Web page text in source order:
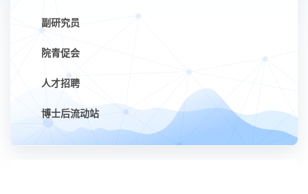
副研究员
院青促会
人才招聘
博士后流动站